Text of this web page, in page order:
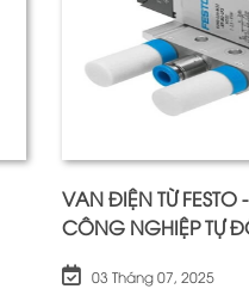
VAN ĐIỆN TỪ
CÔNG NGHIỆP TỰ
03 Tháng 07, 2025